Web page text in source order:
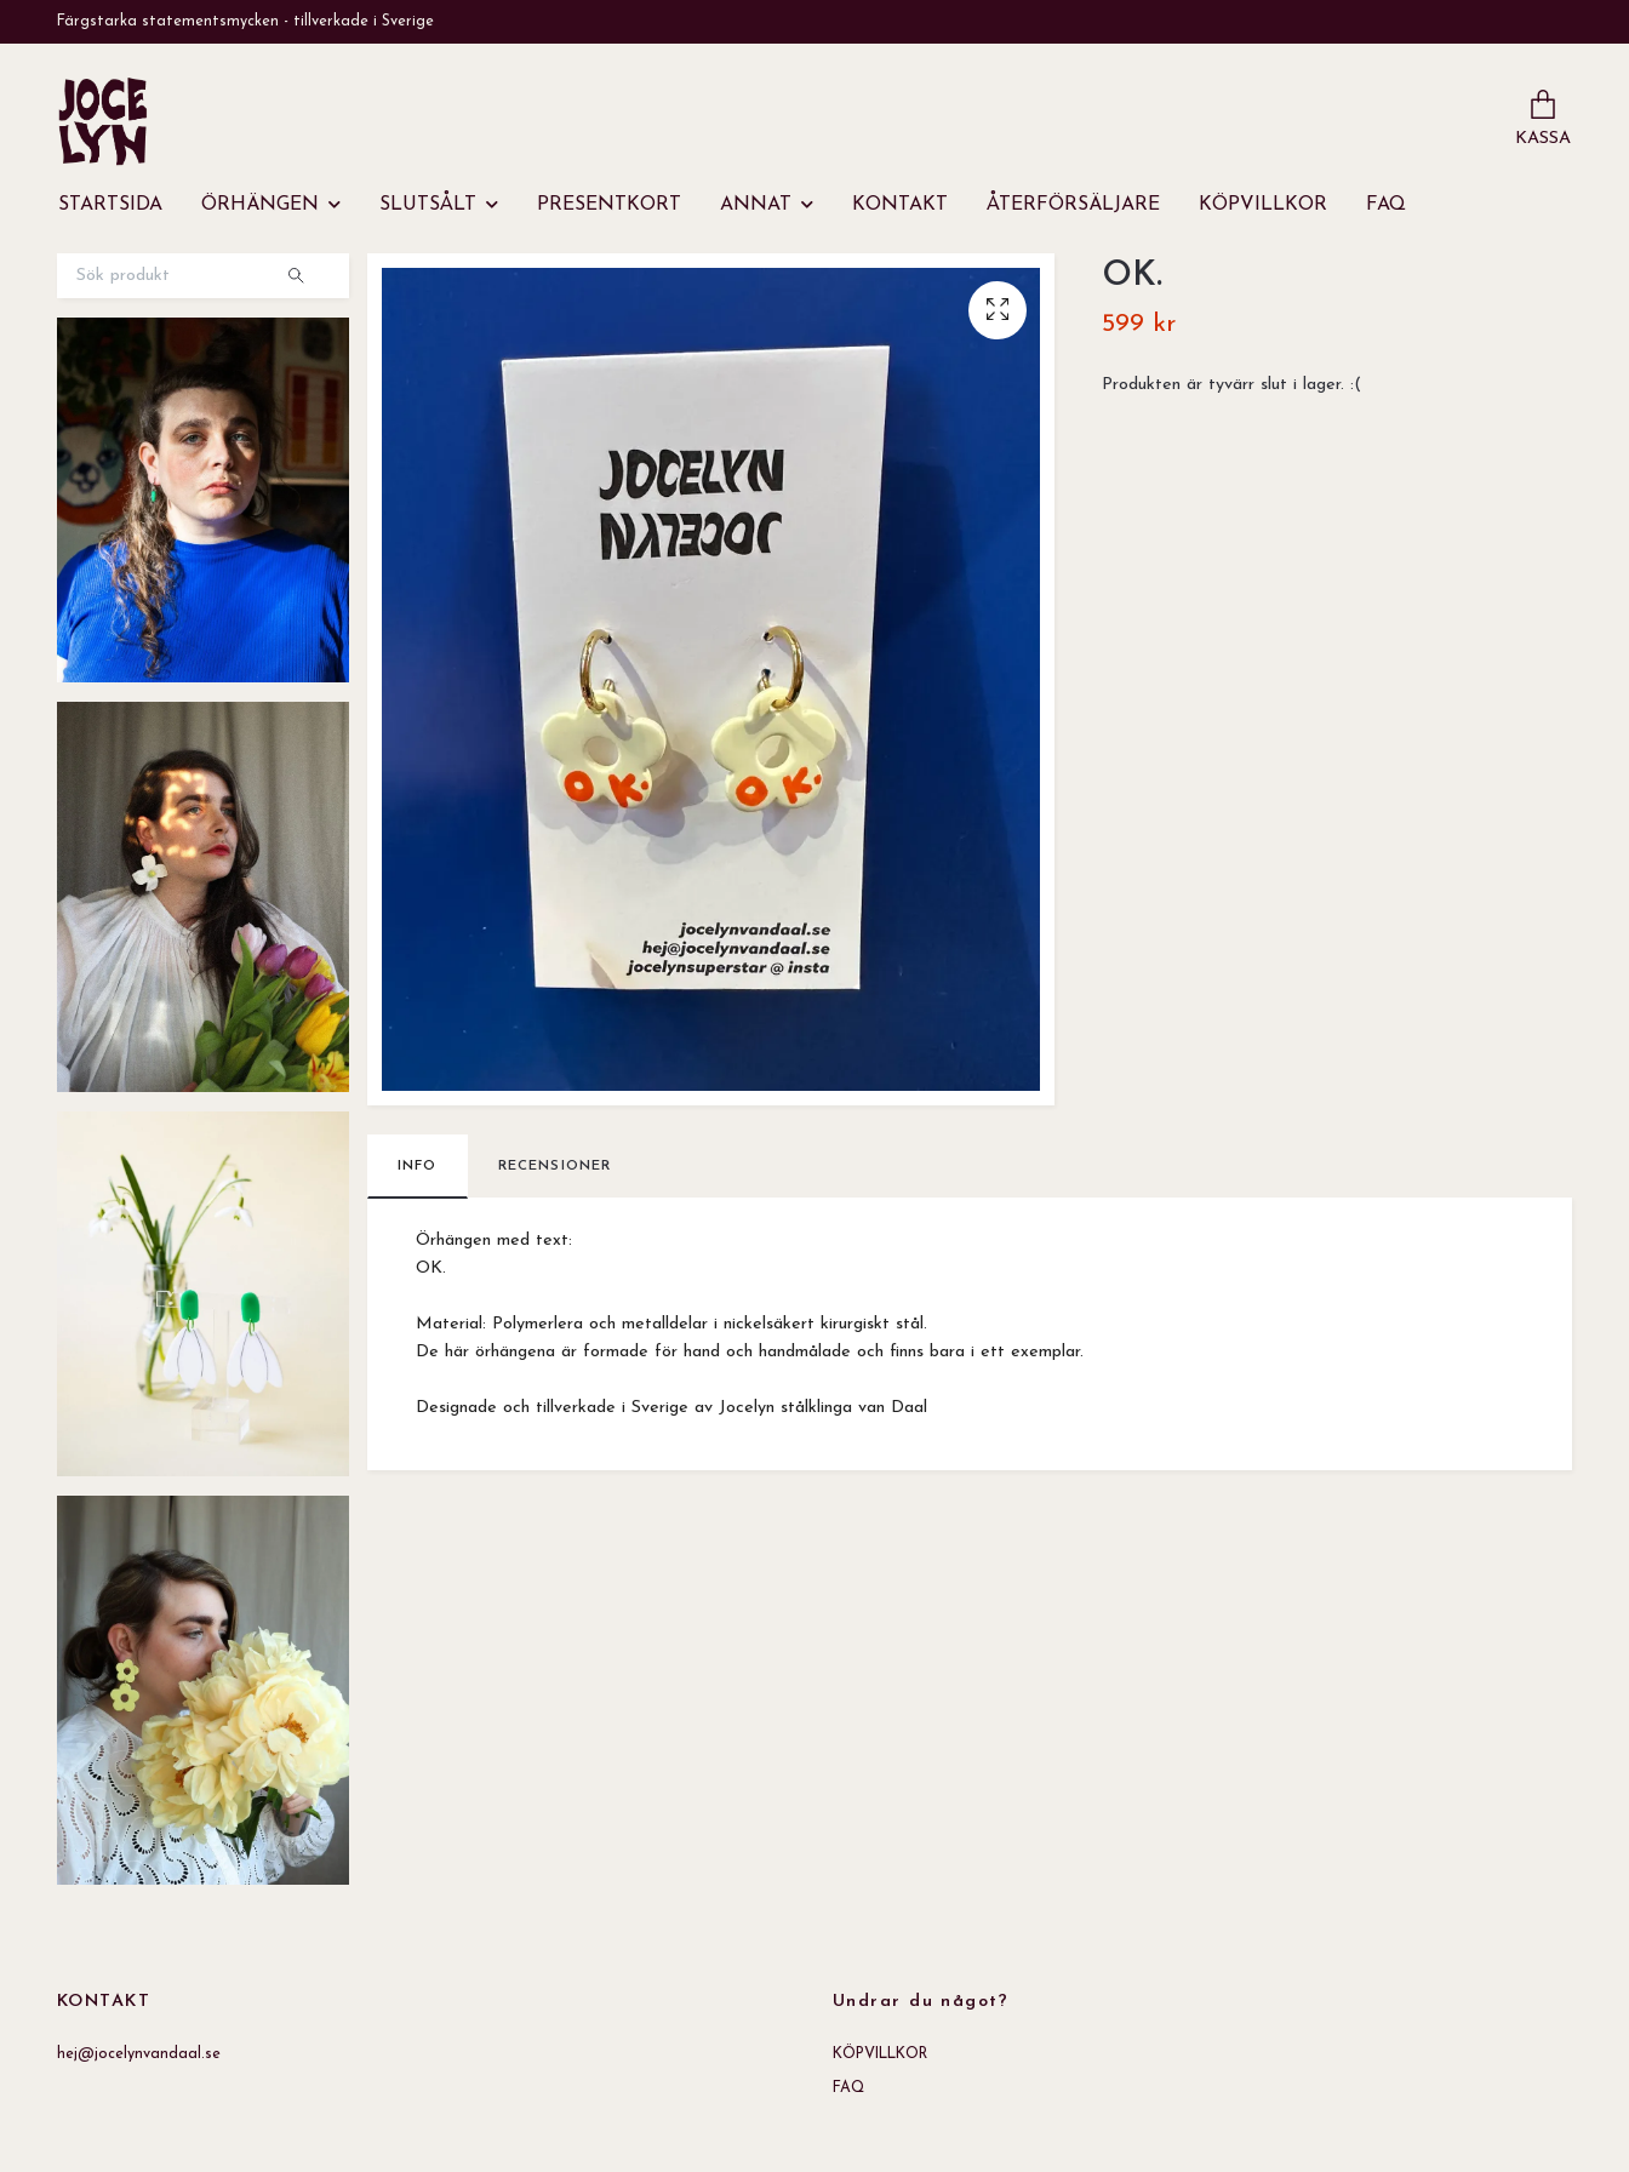
Färgstarka statementsmycken - tillverkade i Sverige
KASSA
STARTSIDA ÖRHÄNGEN SLUTSÅLT PRESENTKORT ANNAT KONTAKT ÅTERFÖRSÄLJARE KÖPVILLKOR FAQ
OK.
599 kr
Produkten är tyvärr slut i lager. :(
INFO RECENSIONER
Örhängen med text:
OK.
Material: Polymerlera och metalldelar i nickelsäkert kirurgiskt stål.
De här örhängena är formade för hand och handmålade och finns bara i ett exemplar.
Designade och tillverkade i Sverige av Jocelyn stålklinga van Daal
KONTAKT
hej@jocelynvandaal.se
Undrar du något?
KÖPVILLKOR
FAQ